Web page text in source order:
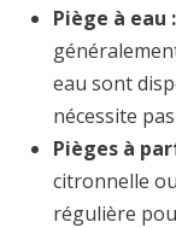
Piège à eau :
eau sont
nécessite
Pièges à
citronnelle
régulière